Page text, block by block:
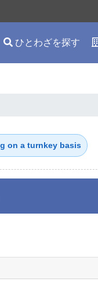
ひとわざを探す
on a turnkey basis